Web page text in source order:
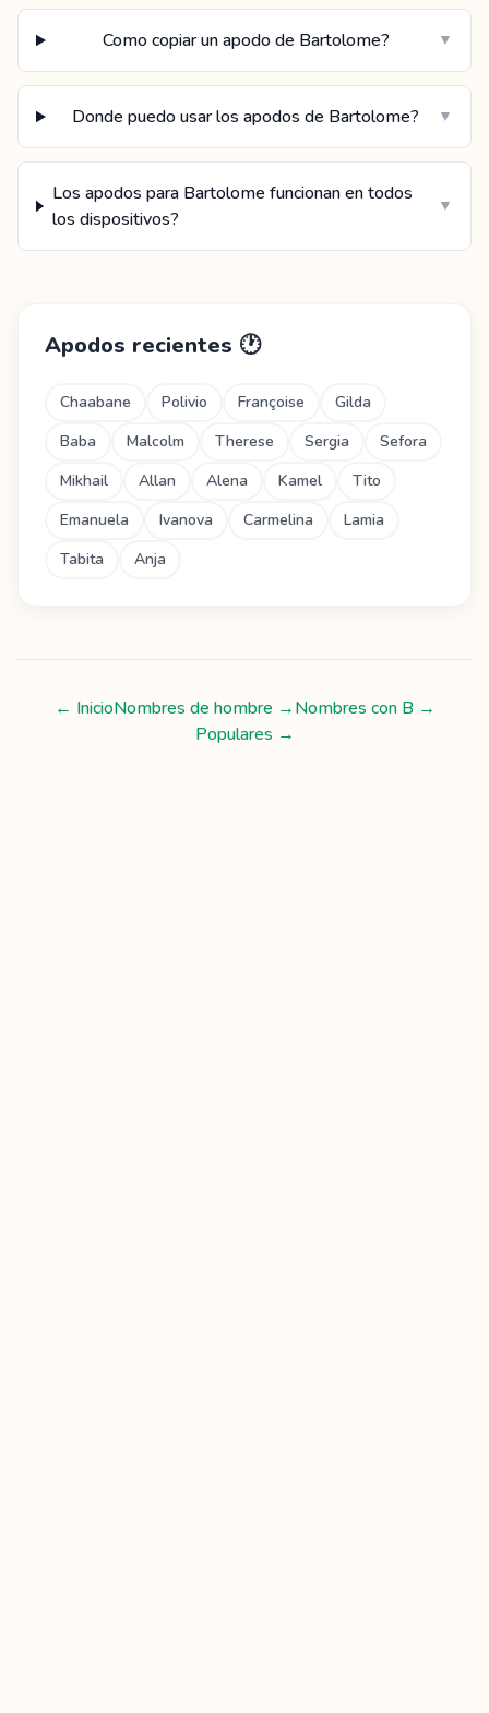
Como copiar un apodo de Bartolome? ▼
Donde puedo usar los apodos de Bartolome? ▼
Los apodos para Bartolome funcionan en todos
los dispositivos?
▼
Apodos recientes 🕐
Chaabane Polivio Françoise
Gilda
Baba
Malcolm Therese Sergia
Sefora
Mikhail
Allan Alena Kamel
Tito
Emanuela
Ivanova Carmelina
Lamia
Tabita
Anja
← InicioNombres de hombre →Nombres con B →
Populares →